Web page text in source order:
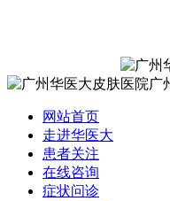
网站首页
走进华医大
患者关注
在线咨询
症状问诊